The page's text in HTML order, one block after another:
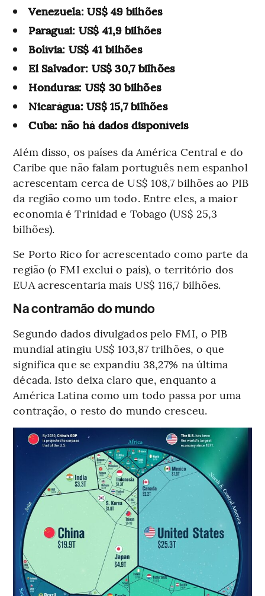
Venezuela: US$ 49 bilhões
Paraguai: US$ 41,9 bilhões
Bolívia: US$ 41 bilhões
El Salvador: US$ 30,7 bilhões
Honduras: US$ 30 bilhões
Nicarágua: US$ 15,7 bilhões
Cuba: não há dados disponíveis
Além disso, os países da América Central e do
Caribe que não falam português nem espanhol
acrescentam cerca de US$ 108,7 bilhões ao PIB
da região como um todo. Entre eles, a maior
economia é Trinidad e Tobago (US$ 25,3
bilhões).
Se Porto Rico for acrescentado como parte da
região (o FMI exclui o país), o território dos
EUA acrescentaria mais US$ 116,7 bilhões.
Na contramão do mundo
Segundo dados divulgados pelo FMI, o PIB
mundial atingiu US$ 103,87 trilhões, o que
significa que se expandiu 38,27% na última
década. Isto deixa claro que, enquanto a
América Latina como um todo passa por uma
contração, o resto do mundo cresceu.